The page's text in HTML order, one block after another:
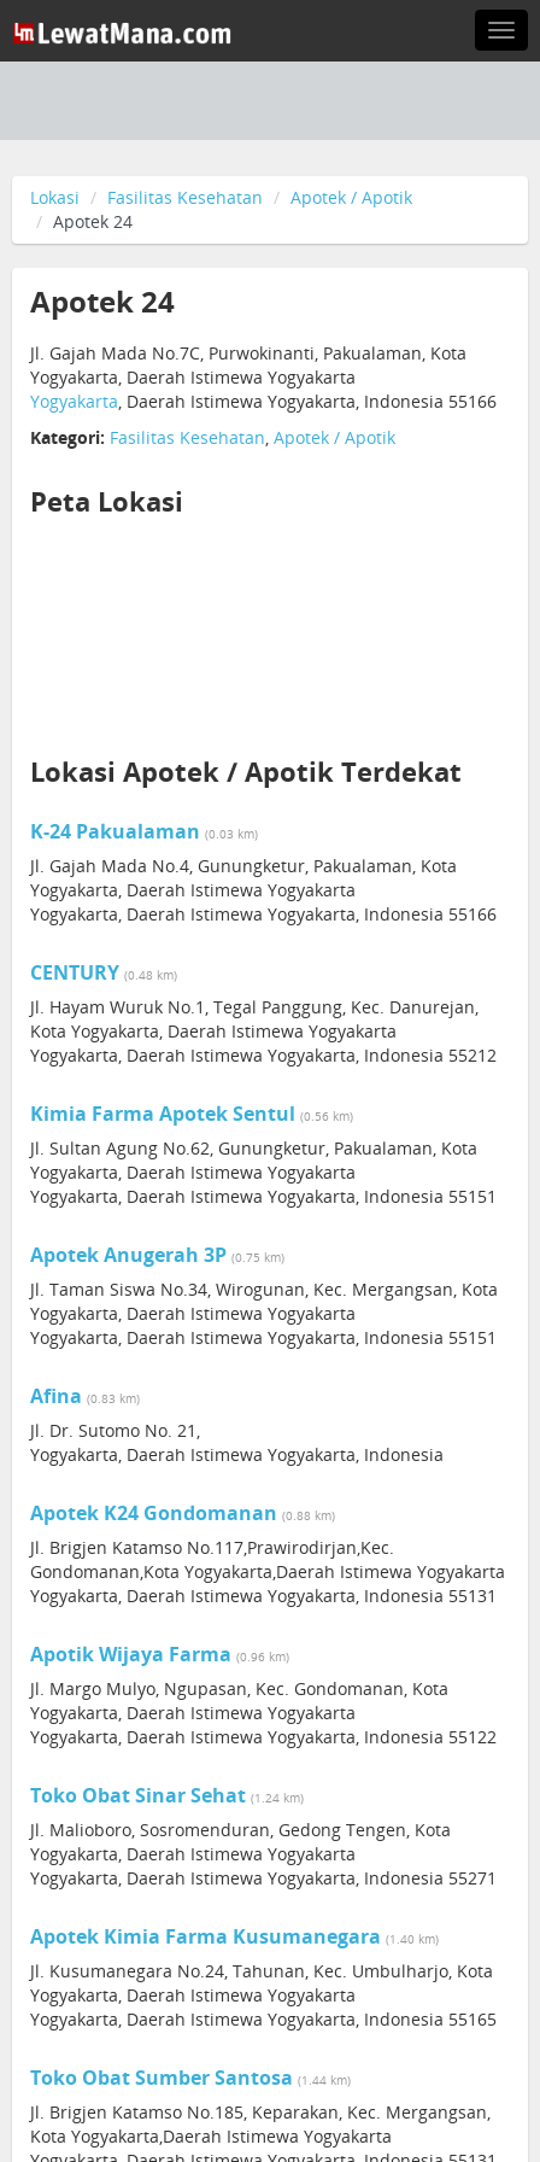
Lokasi Fasilitas Kesehatan
Apotek / Apotik
Apotek 24
Apotek 24
Jl. Gajah Mada No.7C, Purwokinanti, Pakualaman, Kota
Yogyakarta, Daerah Istimewa Yogyakarta
Yogyakarta, Daerah Istimewa Yogyakarta, Indonesia 55166
Kategori: Fasilitas Kesehatan, Apotek / Apotik
Peta Lokasi
Lokasi Apotek / Apotik Terdekat
K-24 Pakualaman (0.03 km)
Jl. Gajah Mada No.4, Gunungketur, Pakualaman, Kota
Yogyakarta, Daerah Istimewa Yogyakarta
Yogyakarta, Daerah Istimewa Yogyakarta, Indonesia 55166
CENTURY (0.48 km)
Jl. Hayam Wuruk No.1, Tegal Panggung, Kec. Danurejan,
Kota Yogyakarta, Daerah Istimewa Yogyakarta
Yogyakarta, Daerah Istimewa Yogyakarta, Indonesia 55212
Kimia Farma Apotek Sentul (0.56 km)
Jl. Sultan Agung No.62, Gunungketur, Pakualaman, Kota
Yogyakarta, Daerah Istimewa Yogyakarta
Yogyakarta, Daerah Istimewa Yogyakarta, Indonesia 55151
Apotek Anugerah 3P (0.75 km)
Jl. Taman Siswa No.34, Wirogunan, Kec. Mergangsan, Kota
Yogyakarta, Daerah Istimewa Yogyakarta
Yogyakarta, Daerah Istimewa Yogyakarta, Indonesia 55151
Afina (0.83 km)
Jl. Dr. Sutomo No. 21,
Yogyakarta, Daerah Istimewa Yogyakarta, Indonesia
Apotek K24 Gondomanan (0.88 km)
Jl. Brigjen Katamso No.117,Prawirodirjan,Kec.
Gondomanan,Kota Yogyakarta,Daerah Istimewa Yogyakarta
Yogyakarta, Daerah Istimewa Yogyakarta, Indonesia 55131
Apotik Wijaya Farma (0.96 km)
Jl. Margo Mulyo, Ngupasan, Kec. Gondomanan, Kota
Yogyakarta, Daerah Istimewa Yogyakarta
Yogyakarta, Daerah Istimewa Yogyakarta, Indonesia 55122
Toko Obat Sinar Sehat (1.24 km)
Jl. Malioboro, Sosromenduran, Gedong Tengen, Kota
Yogyakarta, Daerah Istimewa Yogyakarta
Yogyakarta, Daerah Istimewa Yogyakarta, Indonesia 55271
Apotek Kimia Farma Kusumanegara (1.40 km)
Jl. Kusumanegara No.24, Tahunan, Kec. Umbulharjo, Kota
Yogyakarta, Daerah Istimewa Yogyakarta
Yogyakarta, Daerah Istimewa Yogyakarta, Indonesia 55165
Toko Obat Sumber Santosa (1.44 km)
Jl. Brigjen Katamso No.185, Keparakan, Kec. Mergangsan,
Kota Yogyakarta,Daerah Istimewa Yogyakarta